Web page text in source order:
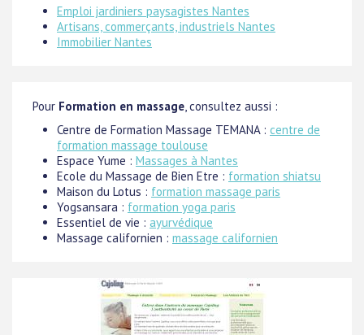
Emploi jardiniers paysagistes Nantes
Artisans, commerçants, industriels Nantes
Immobilier Nantes
Pour Formation en massage , consultez aussi :
Centre de Formation Massage TEMANA : centre de
formation massage toulouse
Espace Yume : Massages à Nantes
Ecole du Massage de Bien Etre : formation shiatsu
Maison du Lotus : formation massage paris
Yogsansara : formation yoga paris
Essentiel de vie : ayurvédique
Massage californien : massage californien